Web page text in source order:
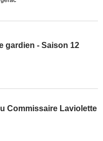
gardien - Saison 12
Commissaire Laviolette